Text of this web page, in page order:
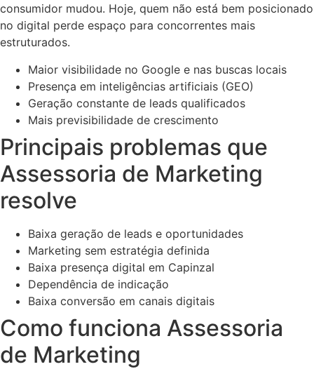
consumidor mudou. Hoje, quem não está bem posicionado
no digital perde espaço para concorrentes mais
estruturados.
Maior visibilidade no Google e nas buscas locais
Presença em inteligências artificiais (GEO)
Geração constante de leads qualificados
Mais previsibilidade de crescimento
Principais problemas que
Assessoria de Marketing
resolve
Baixa geração de leads e oportunidades
Marketing sem estratégia definida
Baixa presença digital em Capinzal
Dependência de indicação
Baixa conversão em canais digitais
Como funciona Assessoria
de Marketing